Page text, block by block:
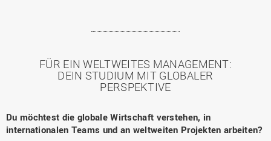
FÜR EIN WELTWEITES MANAGEMENT:
DEIN STUDIUM MIT GLOBALER
PERSPEKTIVE
Du möchtest die globale Wirtschaft verstehen, in
internationalen Teams und an weltweiten Projekten arbeiten?